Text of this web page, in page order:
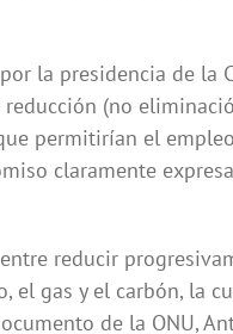
la presidencia de la
(no
permitirían el
claramente
reducir
el gas y el carbón, la
de la ONU,